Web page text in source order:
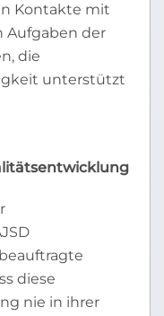
Kontakte mit
Aufgaben der
die
unterstützt
diese
nie in ihrer